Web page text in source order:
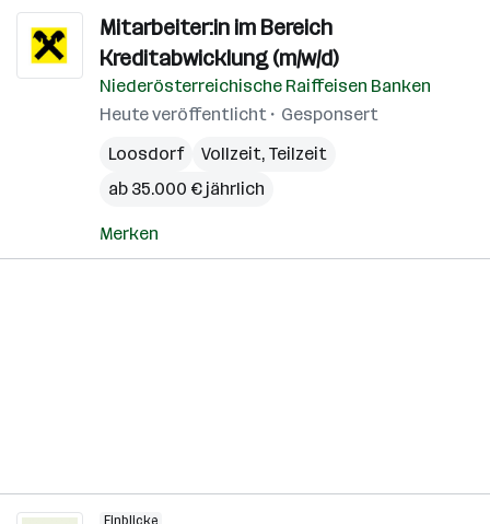
Mitarbeiter:in im Bereich
Kreditabwicklung (m/w/d)
Niederösterreichische Raiffeisen Banken
Heute veröffentlicht
Gesponsert
Loosdorf
Vollzeit, Teilzeit
ab 35.000 € jährlich
Merken
Einblicke